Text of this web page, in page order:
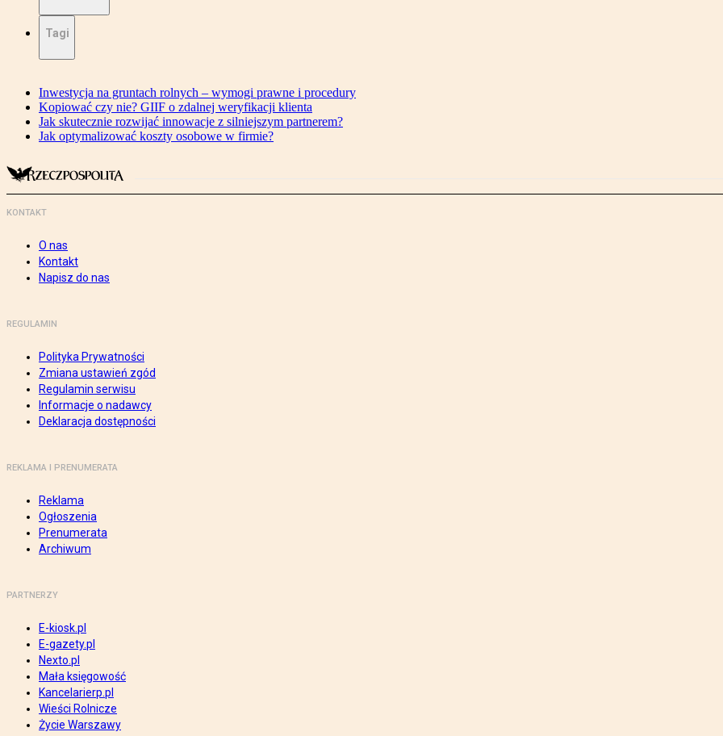
Tagi
Inwestycja na gruntach rolnych – wymogi prawne i procedury
Kopiować czy nie? GIIF o zdalnej weryfikacji klienta
Jak skutecznie rozwijać innowacje z silniejszym partnerem?
Jak optymalizować koszty osobowe w firmie?
KONTAKT
O nas
Kontakt
Napisz do nas
REGULAMIN
Polityka Prywatności
Zmiana ustawień zgód
Regulamin serwisu
Informacje o nadawcy
Deklaracja dostępności
REKLAMA I PRENUMERATA
Reklama
Ogłoszenia
Prenumerata
Archiwum
PARTNERZY
E-kiosk.pl
E-gazety.pl
Nexto.pl
Mała księgowość
Kancelarierp.pl
Wieści Rolnicze
Życie Warszawy